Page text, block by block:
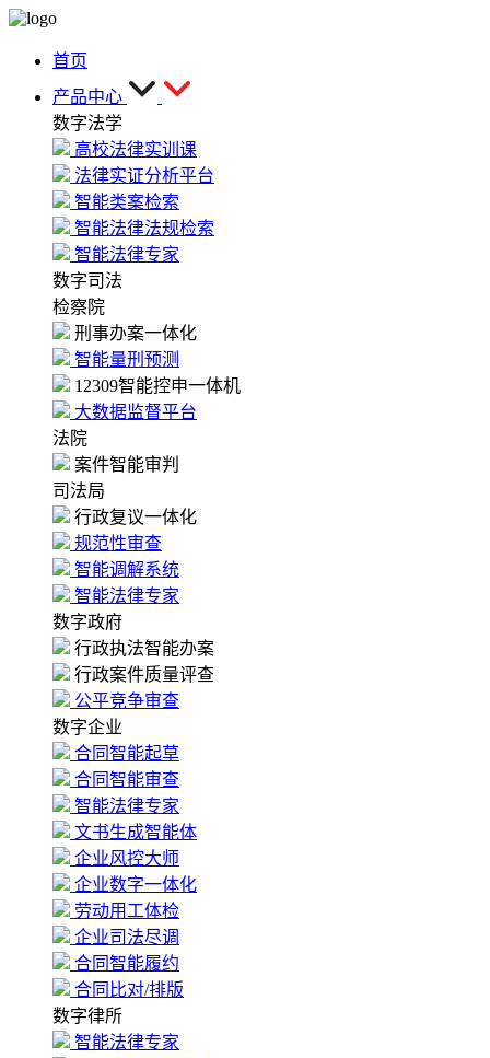
首页
产品中心
数字法学
高校法律实训课
法律实证分析平台
智能类案检索
智能法律法规检索
智能法律专家
数字司法
检察院
刑事办案一体化
智能量刑预测
12309智能控申一体机
大数据监督平台
法院
案件智能审判
司法局
行政复议一体化
规范性审查
智能调解系统
智能法律专家
数字政府
行政执法智能办案
行政案件质量评查
公平竞争审查
数字企业
合同智能起草
合同智能审查
智能法律专家
文书生成智能体
企业风控大师
企业数字一体化
劳动用工体检
企业司法尽调
合同智能履约
合同比对/排版
数字律所
智能法律专家